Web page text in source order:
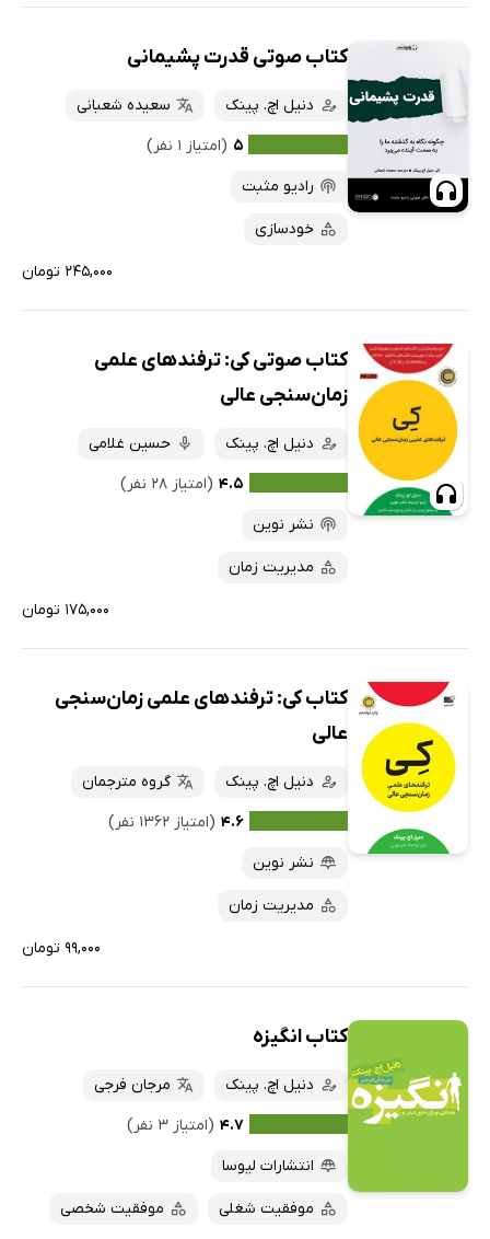
کتاب صوتی قدرت پشیمانی
دنیل اچ. پینک
سعیده شعبانی
۵ (امتیاز ۱ نفر)
رادیو مثبت
خودسازی
۲۴۵,۰۰۰ تومان
کتاب صوتی کی: ترفندهای علمی
زمان‌سنجی عالی
دنیل اچ. پینک
حسین غلامی
۴.۵ (امتیاز ۲۸ نفر)
نشر نوین
مدیریت زمان
۱۷۵,۰۰۰ تومان
کتاب کی: ترفندهای علمی زمان‌سنجی
عالی
دنیل اچ. پینک
گروه مترجمان
۴.۶ (امتیاز ۱۳۶۲ نفر)
نشر نوین
مدیریت زمان
۹۹,۰۰۰ تومان
کتاب انگیزه
دنیل اچ. پینک
مرجان فرجی
۴.۷ (امتیاز ۳ نفر)
انتشارات لیوسا
موفقیت شغلی موفقیت شخصی